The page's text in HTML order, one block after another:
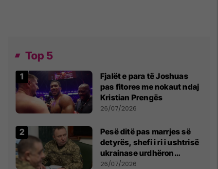
Top 5
Fjalët e para të Joshuas
pas fitores me nokaut ndaj
Kristian Prengës
26/07/2026
Pesë ditë pas marrjes së
detyrës, shefi i ri i ushtrisë
ukrainase urdhëron
kontroll të madh
26/07/2026